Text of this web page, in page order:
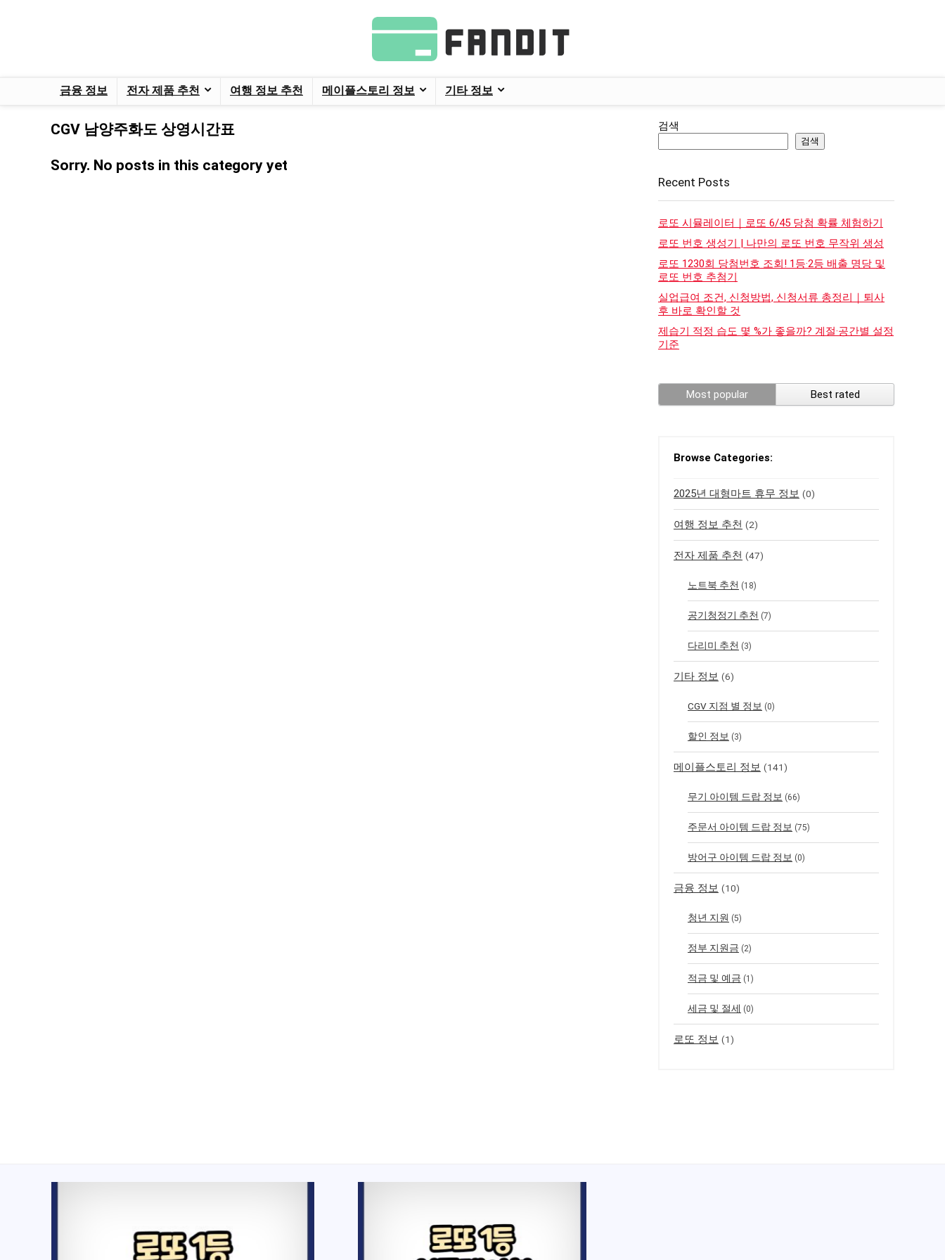
금융 정보 전자 제품 추천 여행 정보 추천 메이플스토리 정보 기타 정보
CGV 남양주화도 상영시간표
Sorry. No posts in this category yet
검색
검색
Recent Posts
로또 시뮬레이터｜로또 6/45 당첨 확률 체험하기
로또 번호 생성기 | 나만의 로또 번호 무작위 생성
로또 1230회 당첨번호 조회! 1등·2등 배출 명당 및
로또 번호 추첨기
실업급여 조건, 신청방법, 신청서류 총정리｜퇴사
후 바로 확인할 것
제습기 적정 습도 몇 %가 좋을까? 계절·공간별 설정
기준
Most popular Best rated
Browse Categories:
2025년 대형마트 휴무 정보 (0)
여행 정보 추천 (2)
전자 제품 추천 (47)
노트북 추천 (18)
공기청정기 추천 (7)
다리미 추천 (3)
기타 정보 (6)
CGV 지점 별 정보 (0)
할인 정보 (3)
메이플스토리 정보 (141)
무기 아이템 드랍 정보 (66)
주문서 아이템 드랍 정보 (75)
방어구 아이템 드랍 정보 (0)
금융 정보 (10)
청년 지원 (5)
정부 지원금 (2)
적금 및 예금 (1)
세금 및 절세 (0)
로또 정보 (1)